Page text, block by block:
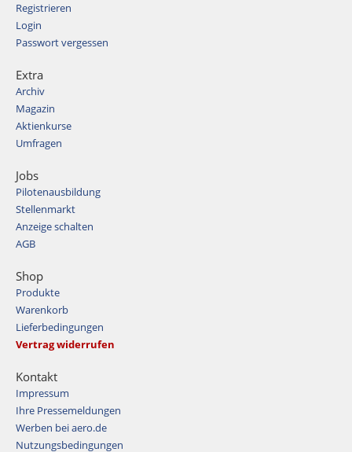
Registrieren
Login
Passwort vergessen
Extra
Archiv
Magazin
Aktienkurse
Umfragen
Jobs
Pilotenausbildung
Stellenmarkt
Anzeige schalten
AGB
Shop
Produkte
Warenkorb
Lieferbedingungen
Vertrag widerrufen
Kontakt
Impressum
Ihre Pressemeldungen
Werben bei aero.de
Nutzungsbedingungen